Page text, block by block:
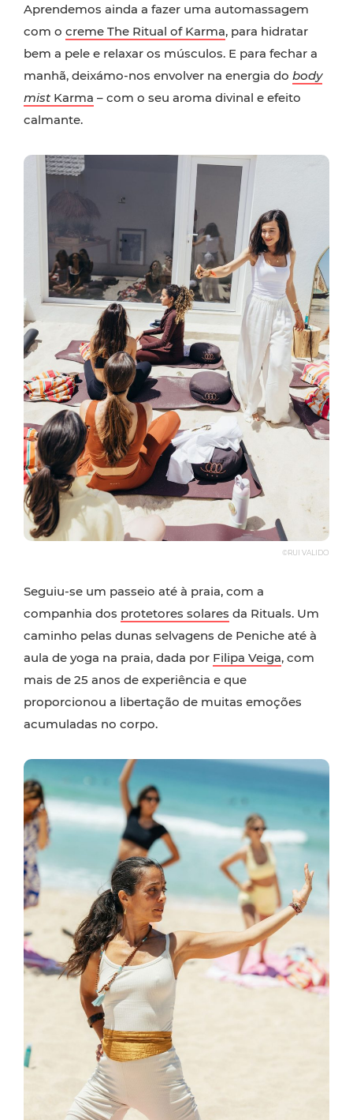
Aprendemos ainda a fazer uma automassagem
com o creme The Ritual of Karma, para hidratar
bem a pele e relaxar os músculos. E para fechar a
manhã, deixámo-nos envolver na energia do body
mist Karma – com o seu aroma divinal e efeito
calmante.
©RUI VALIDO
Seguiu-se um passeio até à praia, com a
companhia dos protetores solares da Rituals. Um
caminho pelas dunas selvagens de Peniche até à
aula de yoga na praia, dada por Filipa Veiga, com
mais de 25 anos de experiência e que
proporcionou a libertação de muitas emoções
acumuladas no corpo.